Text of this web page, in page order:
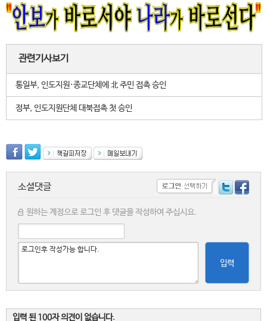
관련기사보기
통일부, 인도지원·종교단체에 北 주민 접촉 승인
정부, 인도지원단체 대북접촉 첫 승인
소셜댓글
원하는 계정으로 로그인 후 댓글을 작성하여 주십시요.
입력
입력 된 100자 의견이 없습니다.